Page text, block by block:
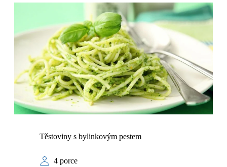
Těstoviny s bylinkovým pestem
4 porce